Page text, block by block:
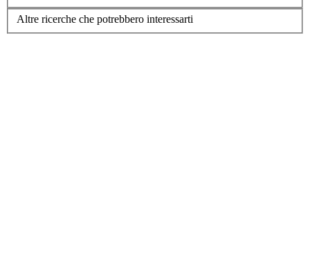
Altre ricerche che potrebbero interessarti